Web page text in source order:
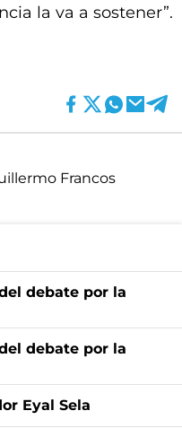
la va a sostener”.
Francos
debate por la
debate por la
Eyal Sela